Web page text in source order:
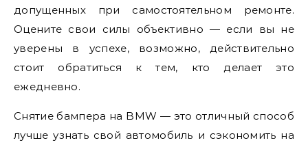
допущенных при самостоятельном ремонте.
Оцените свои силы объективно — если вы не
уверены в успехе, возможно, действительно
стоит обратиться к тем, кто делает это
ежедневно.
Снятие бампера на BMW — это отличный способ
лучше узнать свой автомобиль и сэкономить на